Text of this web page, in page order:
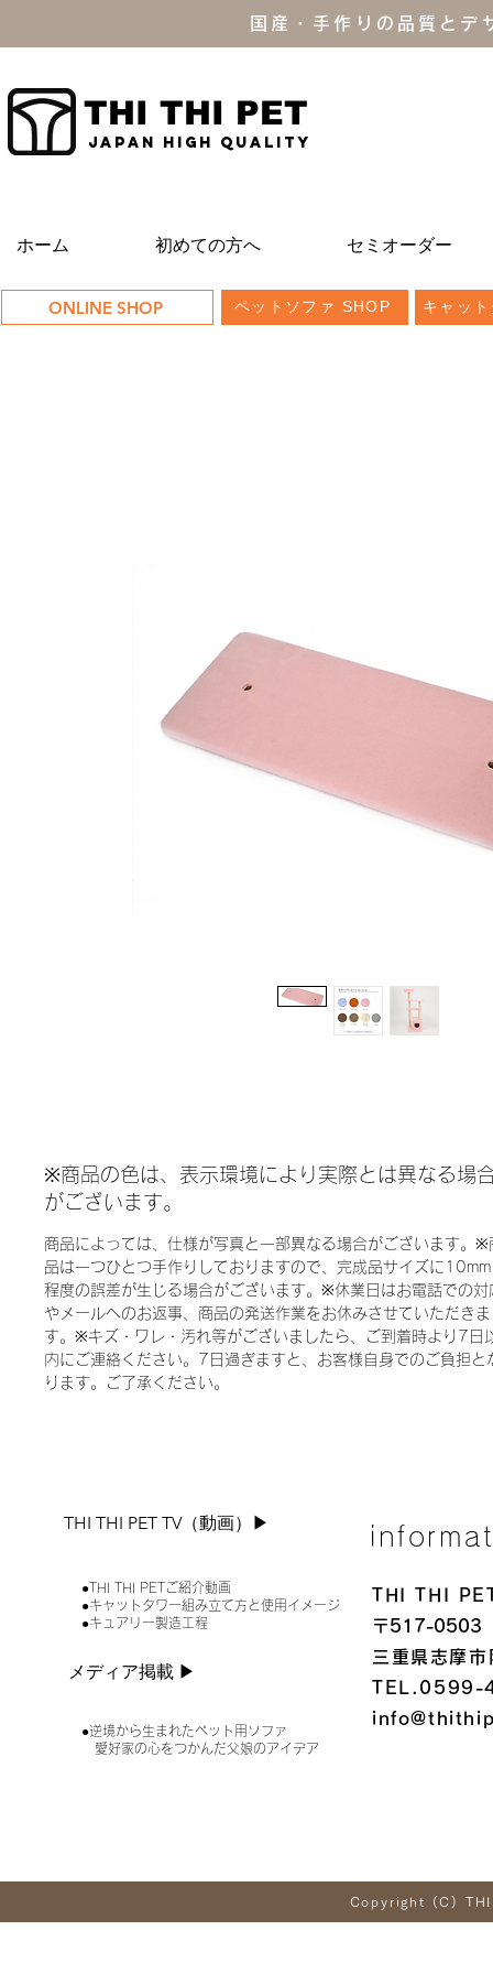
国産・手作りの品質と
THI THI PET
JAPAN high quality
ホーム 初めての方へ セミオーダー
ONLINE SHOP ペットソファ SHOP キャッ
※商品の色は、表示環境により実際とは異なる場
がございます。
商品によっては、仕様が写真と一部異なる場合がございます。※
品は一つひとつ手作りしておりますので、完成品サイズに10mm
程度の誤差が生じる場合がございます。※休業日はお電話での対
やメールへのお返事、商品の発送作業をお休みさせていただきま
す。※キズ・ワレ・汚れ等がございましたら、ご到着時より7日
内にご連絡ください。7日過ぎますと、お客様自身でのご負担と
ります。ご了承ください。
THI THI PET TV（動画）▶︎
●THI THI PETご紹介動画
●キャットタワー組み立て方と使用イメージ
●キュアリー製造工程
メディア掲載 ▶︎
●逆境から生まれたペット用ソファ
愛好家の心をつかんだ父娘のアイデア
THI THI
〒517-0503
三重県志摩
TEL.0599-
Copyright (C)